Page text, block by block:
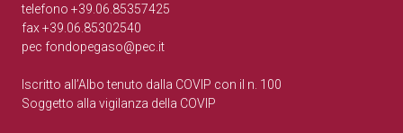
telefono +39.06.85357425
fax +39.06.85302540
pec fondopegaso@pec.it
Iscritto all’Albo tenuto dalla COVIP con il n. 100
Soggetto alla vigilanza della COVIP